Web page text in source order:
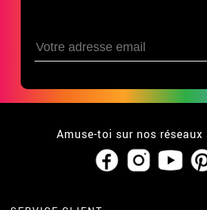
Amuse-toi sur nos réseaux